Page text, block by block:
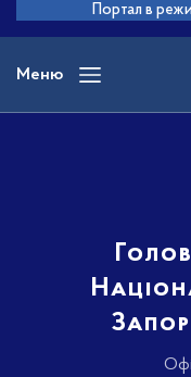
основного
вмісту
Портал в
Меню